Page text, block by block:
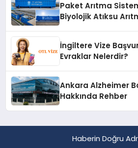
Paket Arıtma
Biyolojik Atıksu
İngiltere Vize
Evraklar Nelerdir?
Ankara Alzheimer
Hakkında Rehber
Haberin Doğru